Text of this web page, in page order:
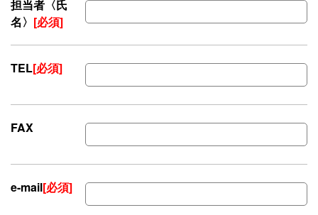
担当者〈氏
名〉 [必須]
TEL[必須]
FAX
e-mail[必須]